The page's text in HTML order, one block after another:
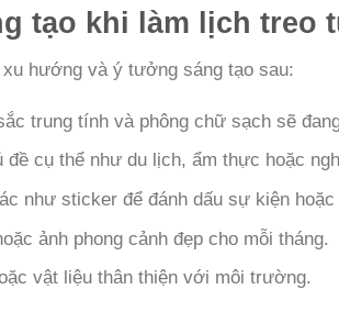
tạo khi làm lịch treo
hướng và ý tưởng sáng tạo sau:
trung tính và phông chữ sạch sẽ
cụ thể như du lịch, ẩm thực hoặc
như sticker để đánh dấu sự kiện hoặc
ảnh phong cảnh đẹp cho mỗi tháng.
vật liệu thân thiện với môi trường.